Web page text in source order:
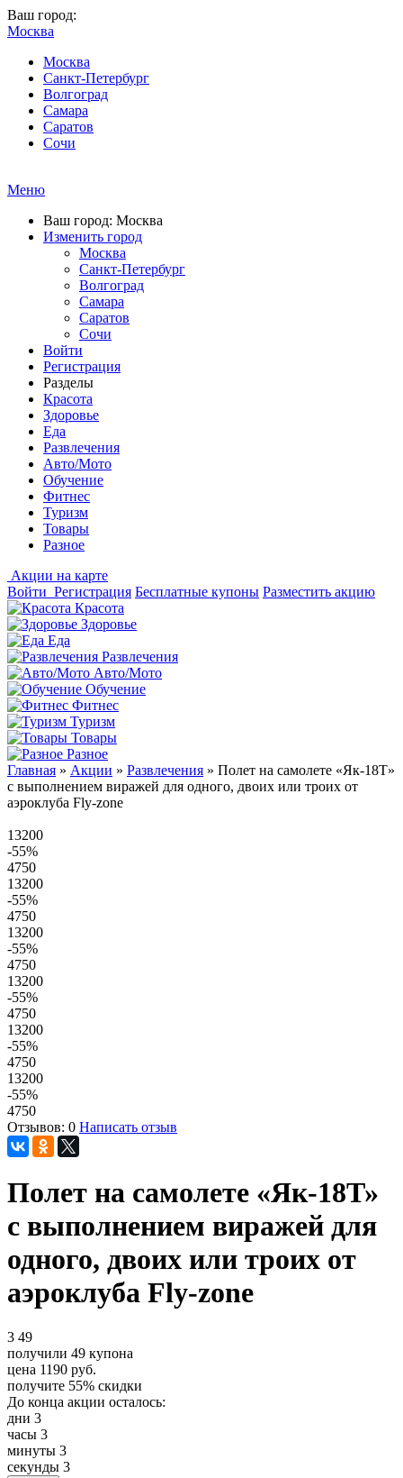
Ваш город:
Москва
Москва
Санкт-Петербург
Волгоград
Самара
Саратов
Сочи
Меню
Ваш город: Москва
Изменить город
Москва
Санкт-Петербург
Волгоград
Самара
Саратов
Сочи
Войти
Регистрация
Разделы
Красота
Здоровье
Еда
Развлечения
Авто/Мото
Обучение
Фитнес
Туризм
Товары
Разное
Акции на карте
Войти Регистрация Бесплатные купоны Разместить акцию
Красота
Здоровье
Еда
Развлечения
Авто/Мото
Обучение
Фитнес
Туризм
Товары
Разное
Главная » Акции » Развлечения » Полет на самолете «Як-18Т»
с выполнением виражей для одного, двоих или троих от
аэроклуба Fly-zone
13200
-55%
4750
13200
-55%
4750
13200
-55%
4750
13200
-55%
4750
13200
-55%
4750
13200
-55%
4750
Отзывов: 0 Написать отзыв
Полет на самолете «Як-18Т»
с выполнением виражей для
одного, двоих или троих от
аэроклуба Fly-zone
3 49
получили 49 купона
цена 1190 руб.
получите 55% скидки
До конца акции осталось:
дни 3
часы 3
минуты 3
секунды 3